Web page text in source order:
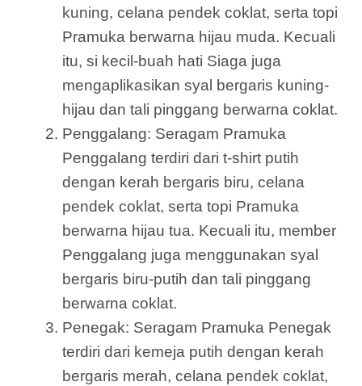
kuning, celana pendek coklat, serta topi
Pramuka berwarna hijau muda. Kecuali
itu, si kecil-buah hati Siaga juga
mengaplikasikan syal bergaris kuning-
hijau dan tali pinggang berwarna coklat.
Penggalang: Seragam Pramuka
Penggalang terdiri dari t-shirt putih
dengan kerah bergaris biru, celana
pendek coklat, serta topi Pramuka
berwarna hijau tua. Kecuali itu, member
Penggalang juga menggunakan syal
bergaris biru-putih dan tali pinggang
berwarna coklat.
Penegak: Seragam Pramuka Penegak
terdiri dari kemeja putih dengan kerah
bergaris merah, celana pendek coklat,